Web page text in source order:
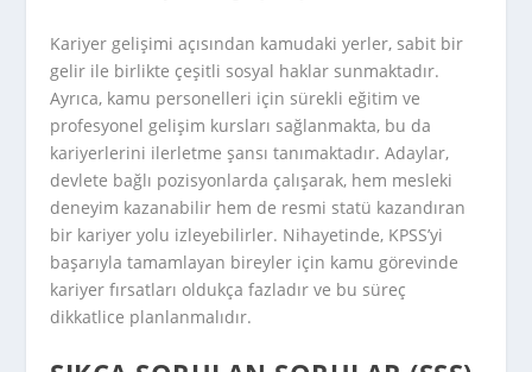
Kariyer gelişimi açısından kamudaki yerler, sabit bir
gelir ile birlikte çeşitli sosyal haklar sunmaktadır.
Ayrıca, kamu personelleri için sürekli eğitim ve
profesyonel gelişim kursları sağlanmakta, bu da
kariyerlerini ilerletme şansı tanımaktadır. Adaylar,
devlete bağlı pozisyonlarda çalışarak, hem mesleki
deneyim kazanabilir hem de resmi statü kazandıran
bir kariyer yolu izleyebilirler. Nihayetinde, KPSS’yi
başarıyla tamamlayan bireyler için kamu görevinde
kariyer fırsatları oldukça fazladır ve bu süreç
dikkatlice planlanmalıdır.